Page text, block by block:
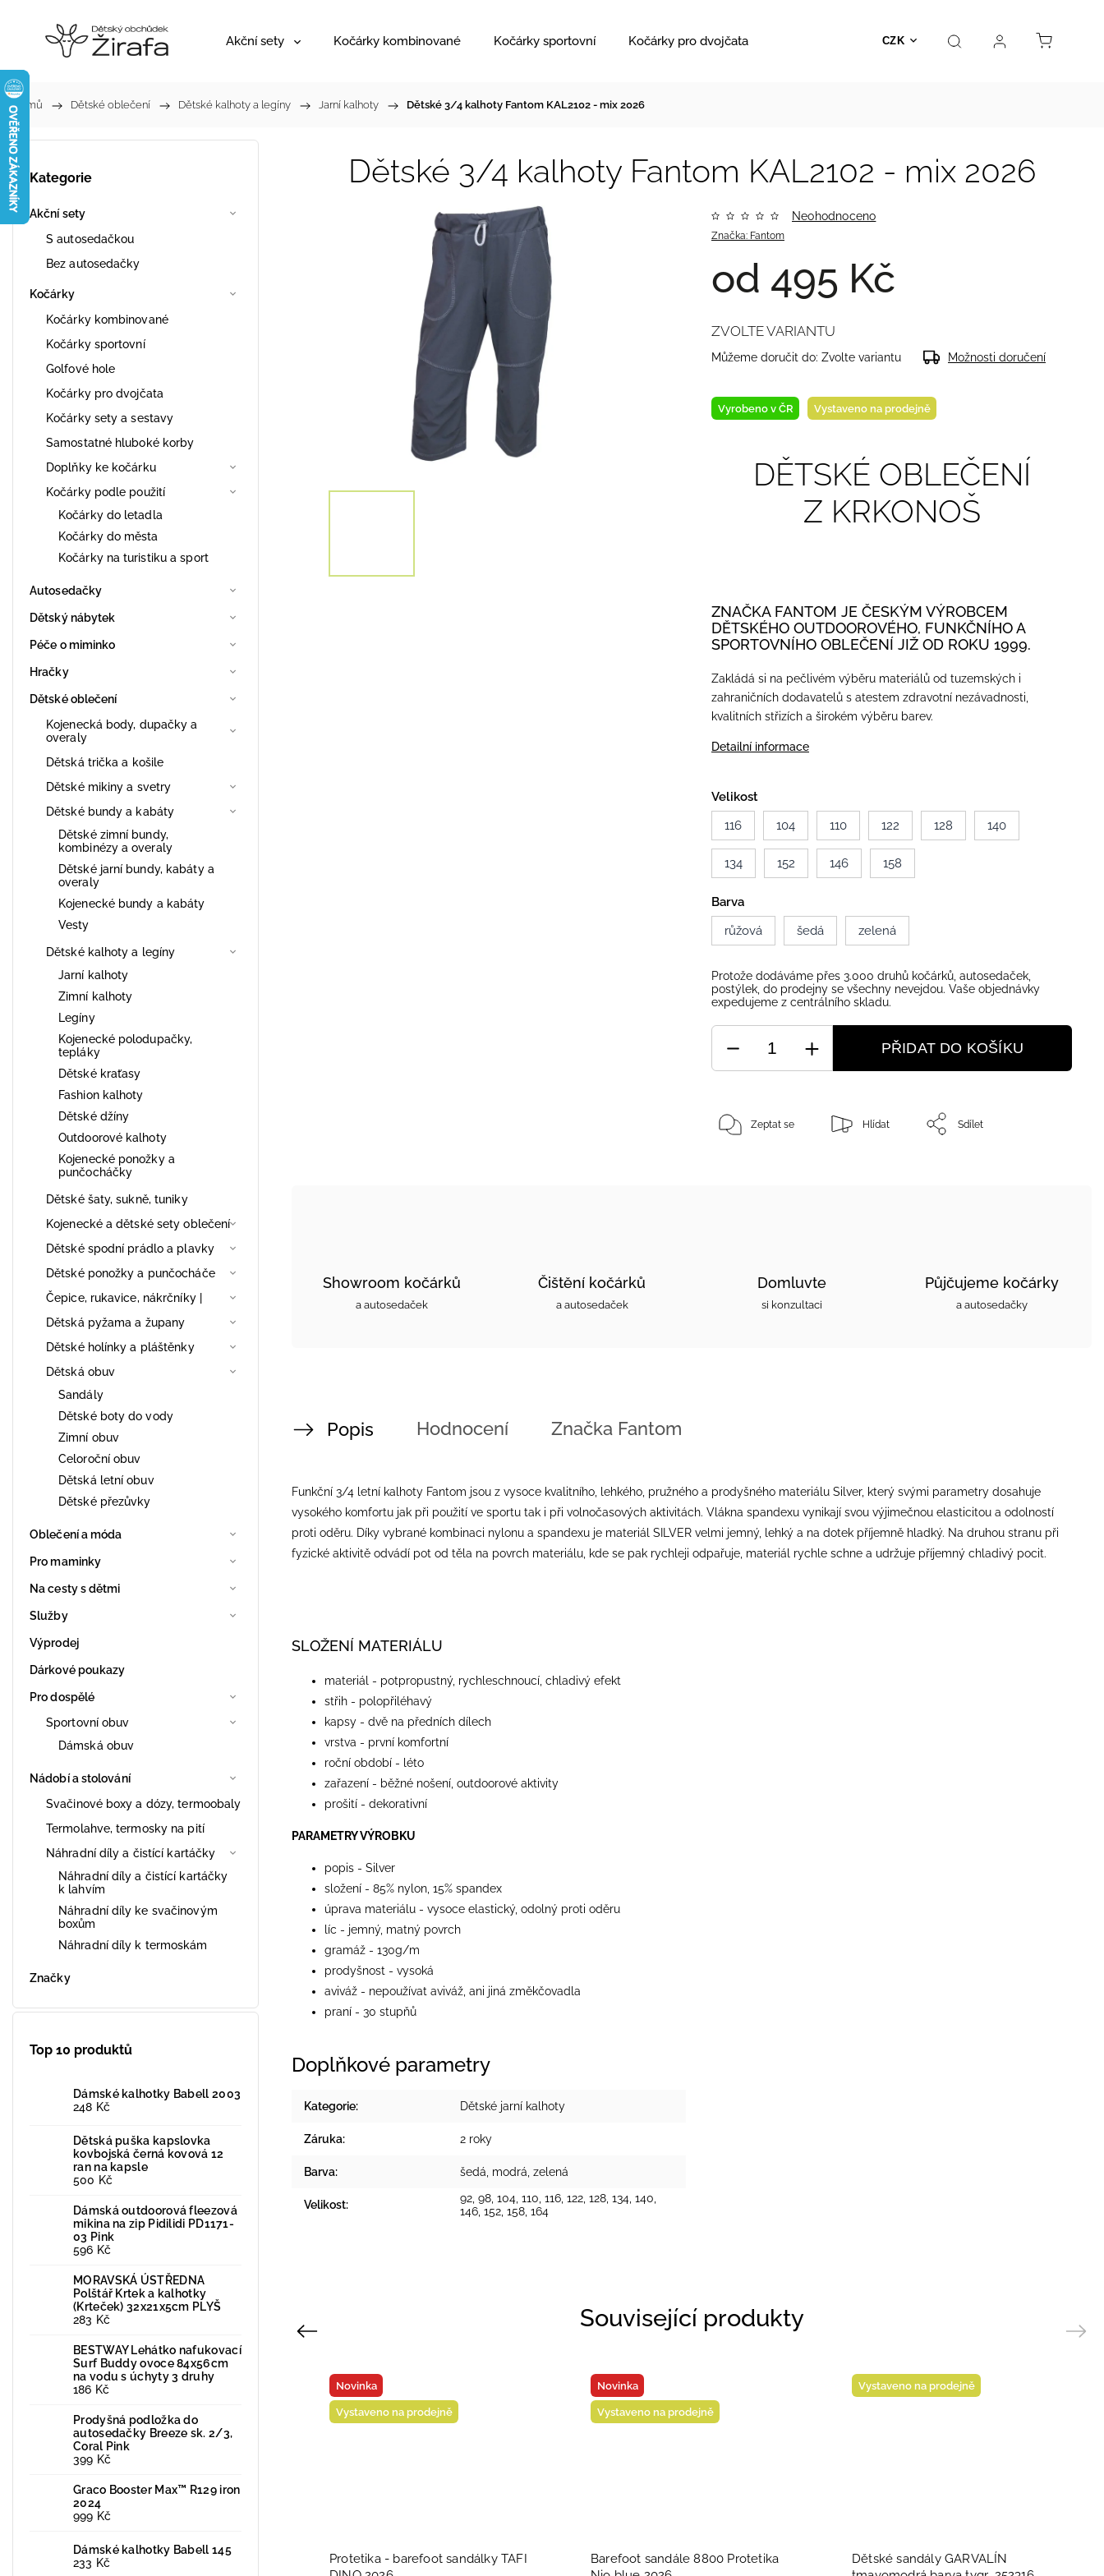
CZK
Akční sety Kočárky kombinované Kočárky sportovní Kočárky pro dvojčata Hračky Prodejna Kontakt
Domů / Dětské oblečení / Dětské kalhoty a legíny / Jarní kalhoty / Dětské 3/4 kalhoty Fantom KAL2102 - mix 2026
Kategorie
Akční sety
S autosedačkou
Bez autosedačky
Kočárky
Kočárky kombinované
Kočárky sportovní
Golfové hole
Kočárky pro dvojčata
Kočárky sety a sestavy
Samostatné hluboké korby
Doplňky ke kočárku
Kočárky podle použití
Kočárky do letadla
Kočárky do města
Kočárky na turistiku a sport
Autosedačky
Dětský nábytek
Péče o miminko
Hračky
Dětské oblečení
Kojenecká body, dupačky a
overaly
Dětská trička a košile
Dětské mikiny a svetry
Dětské bundy a kabáty
Dětské zimní bundy,
kombinézy a overaly
Dětské jarní bundy, kabáty a
overaly
Kojenecké bundy a kabáty
Vesty
Dětské kalhoty a legíny
Jarní kalhoty
Zimní kalhoty
Legíny
Kojenecké polodupačky,
tepláky
Dětské kraťasy
Fashion kalhoty
Dětské džíny
Outdoorové kalhoty
Kojenecké ponožky a
punčocháčky
Dětské šaty, sukně, tuniky
Kojenecké a dětské sety oblečení
Dětské spodní prádlo a plavky
Dětské ponožky a punčocháče
Čepice, rukavice, nákrčníky |
Dětská pyžama a župany
Dětské holínky a pláštěnky
Dětská obuv
Sandály
Dětské boty do vody
Zimní obuv
Celoroční obuv
Dětská letní obuv
Dětské přezůvky
Oblečení a móda
Pro maminky
Na cesty s dětmi
Služby
Výprodej
Dárkové poukazy
Pro dospělé
Sportovní obuv
Dámská obuv
Nádobí a stolování
Svačinové boxy a dózy, termoobaly
Termolahve, termosky na pití
Náhradní díly a čistící kartáčky
Náhradní díly a čistící kartáčky
k lahvím
Náhradní díly ke svačinovým
boxům
Náhradní díly k termoskám
Značky
Top 10 produktů
Dámské kalhotky Babell 2003
248 Kč
Dětská puška kapslovka
kovbojská černá kovová 12
ran na kapsle
500 Kč
Dámská outdoorová fleezová
mikina na zip Pidilidi PD1171-
03 Pink
596 Kč
MORAVSKÁ ÚSTŘEDNA
Polštář Krtek a kalhotky
(Krteček) 32x21x5cm PLYŠ
283 Kč
BESTWAY Lehátko nafukovací
Surf Buddy ovoce 84x56cm
na vodu s úchyty 3 druhy
186 Kč
Prodyšná podložka do
autosedačky Breeze sk. 2/3,
Coral Pink
399 Kč
Graco Booster Max™ R129 iron
2024
999 Kč
Dámské kalhotky Babell 145
233 Kč
Dětské 3/4 kalhoty Fantom KAL2102 - mix 2026
Značka: Fantom
Neohodnoceno
od 495 Kč
Vyrobeno v ČR Vystaveno na prodejně
DĚTSKÉ OBLEČENÍ
Z KRKONOŠ
ZNAČKA FANTOM JE ČESKÝM VÝROBCEM
DĚTSKÉHO OUTDOOROVÉHO, FUNKČNÍHO A
SPORTOVNÍHO OBLEČENÍ JIŽ OD ROKU 1999.
Zakládá si na pečlivém výběru materiálů od tuzemských i
zahraničních dodavatelů s atestem zdravotní nezávadnosti,
kvalitních střizích a širokém výběru barev.
Detailní informace
Velikost
116
104 110 122 128 140
134 152 146 158
Barva
růžová
šedá zelená
ZVOLTE VARIANTU
Můžeme doručit do: Zvolte variantu Možnosti doručení
Protože dodáváme přes 3.000 druhů kočárků, autosedaček,
postýlek, do prodejny se všechny nevejdou. Vaše objednávky
expedujeme z centrálního skladu.
PŘIDAT DO KOŠÍKU
Zeptat se Hlídat Sdílet
Showroom kočárků
a autosedaček
Čištění kočárků
a autosedaček
Domluvte
si konzultaci
Půjčujeme kočárky
a autosedačky
Popis Hodnocení Značka Fantom
Funkční 3/4 letní kalhoty Fantom jsou z vysoce kvalitního, lehkého, pružného a prodyšného materiálu Silver, který svými parametry dosahuje
vysokého komfortu jak při použití ve sportu tak i při volnočasových aktivitách. Vlákna spandexu vynikají svou výjimečnou elasticitou a odolností
proti oděru. Díky vybrané kombinaci nylonu a spandexu je materiál SILVER velmi jemný, lehký a na dotek příjemně hladký. Na druhou stranu při
fyzické aktivitě odvádí pot od těla na povrch materiálu, kde se pak rychleji odpařuje, materiál rychle schne a udržuje příjemný chladivý pocit.
SLOŽENÍ MATERIÁLU
materiál - potpropustný, rychleschnoucí, chladivý efekt
střih - polopřiléhavý
kapsy - dvě na předních dílech
vrstva - první komfortní
roční období - léto
zařazení - běžné nošení, outdoorové aktivity
prošití - dekorativní
PARAMETRY VÝROBKU
popis - Silver
složení - 85% nylon, 15% spandex
úprava materiálu - vysoce elastický, odolný proti oděru
líc - jemný, matný povrch
gramáž - 130g/m
prodyšnost - vysoká
aviváž - nepoužívat aviváž, ani jiná změkčovadla
praní - 30 stupňů
Doplňkové parametry
Kategorie: Dětské jarní kalhoty
Záruka: 2 roky
Barva: šedá modrá zelená
Velikost:
92, 98, 104, 110, 116, 122, 128, 134, 140,
146, 152, 158, 164
Související produkty
Previous
Vyrobeno v ČR
BUNDA LETNÍ SOFTSHELL S
Novinka
Vystaveno na prodejně
Protetika - barefoot sandálky TAFI
Novinka
Vystaveno na prodejně
Barefoot sandále 8800 Protetika
Vystaveno na prodejně
Dětské sandály GARVALÍN
Next